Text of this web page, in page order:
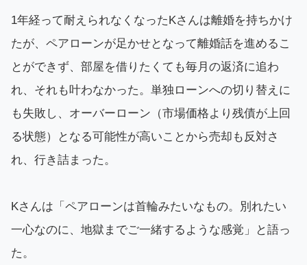
1年経って耐えられなくなったKさんは離婚を持ちかけ
たが、ペアローンが足かせとなって離婚話を進めるこ
とができず、部屋を借りたくても毎月の返済に追わ
れ、それも叶わなかった。単独ローンへの切り替えに
も失敗し、オーバーローン（市場価格より残債が上回
る状態）となる可能性が高いことから売却も反対さ
れ、行き詰まった。
Kさんは「ペアローンは首輪みたいなもの。別れたい
一心なのに、地獄までご一緒するような感覚」と語っ
た。